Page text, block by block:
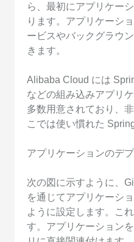
ら、最初にアプリケー
ります。アプリケーシ
ービスやバックグラウ
きます。
Alibaba Cloud には
などの組み込みアプリ
多数用意されており、
こでは使い慣れた
アプリケーションのデ
次の図に示すように、
を通じてアプリケーシ
ように設定します。こ
す。アプリケーション